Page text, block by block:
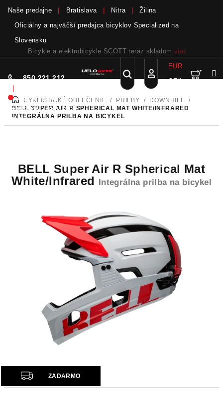
obsah
Naše predajne Bratislava Nitra
Žilina
Oficiálny a najväčší predajca bicyklov Specialized na
Slovensku
Bicykle a elektrobicykle SCOTT teraz skladom viac
850 221 212
|
Nie sme pri
telefóne.Zanechať
odkaz
Hľadať
Prihlásenie
EUR
CZK
DOMOVCYKLISTICKÉ OBLEČENIE / PRILBY / DOWNHILL
/
BELL SUPER AIR R SPHERICAL MAT WHITE/INFRARED
INTEGRÁLNA PRILBA NA BICYKEL
BELL Super Air R Spherical Mat
White/Infrared Integrálna prilba na bicykel
Z
A
ZADARMO